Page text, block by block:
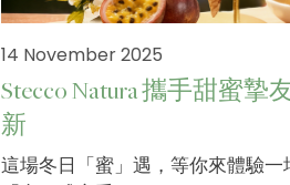
14 November 2025
Stecco Natura 攜手甜蜜摯
新
這場冬日「蜜」遇，等你來體驗一